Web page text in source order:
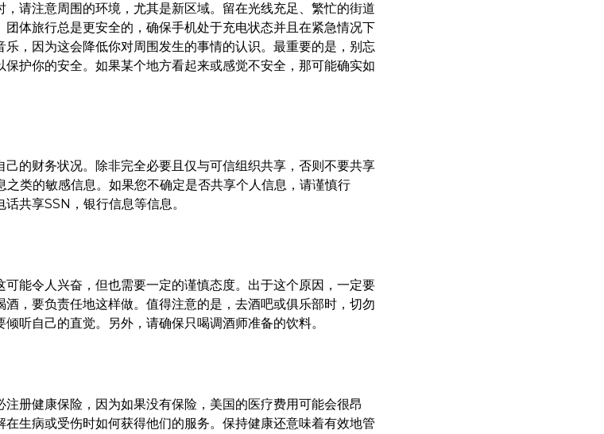
请注意周围的环境，尤其是新区域。留在光线充足、繁忙的街道
体旅行总是更安全的，确保手机处于充电状态并且在紧急情况下
，因为这会降低你对周围发生的事情的认识。最重要的是，别忘
护你的安全。如果某个地方看起来或感觉不安全，那可能确实如
的财务状况。除非完全必要且仅与可信组织共享，否则不要共享
类的敏感信息。如果您不确定是否共享个人信息，请谨慎行
共享SSN，银行信息等信息。
能令人兴奋，但也需要一定的谨慎态度。出于这个原因，一定要
，要负责任地这样做。值得注意的是，去酒吧或俱乐部时，切勿
听自己的直觉。另外，请确保只喝调酒师准备的饮料。
册健康保险，因为如果没有保险，美国的医疗费用可能会很昂
生病或受伤时如何获得他们的服务。保持健康还意味着有效地管